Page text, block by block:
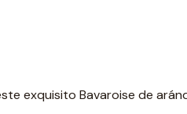
exquisito Bavaroise de